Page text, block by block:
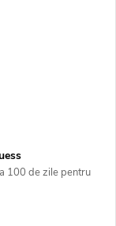
100 de zile pentru
Vânzător